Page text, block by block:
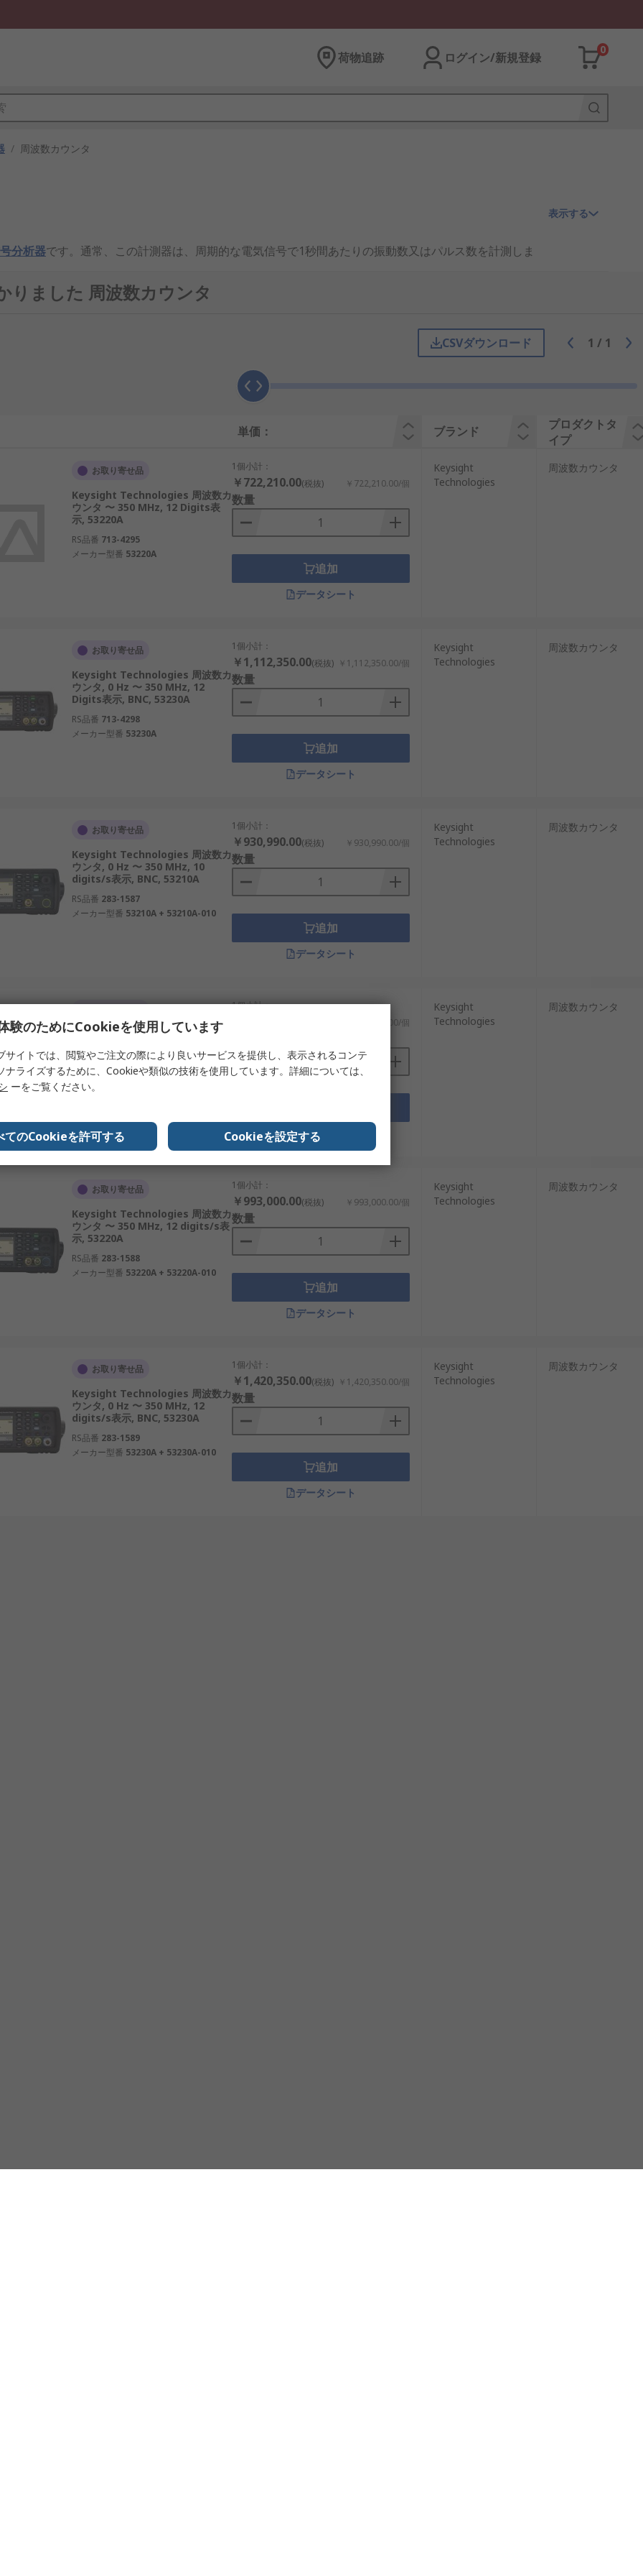
荷物追跡 ログイン/新規登録
0
/ 周波数カウンタ
分析器です。通常、この計測器は、周期的な電気信号で1秒間あたりの振動数又はパルス数を計測しま
止めない：周波数カウンタ内のクロックのタイムベースが、計器の全体的な精度を設計します。
測の精度に直接反映されるため、正確なタイムベースで機器を使用するか、非常に正確な外部機器を
発振器又はタイムベースであっても、機器に影響するクリスタルエージングなど、さまざまな問題が
能な限り正確に保ち、他のすべての機能が所定の範囲内で動作するように維持する必要があります。
イズが多い信号に対して、周波数カウンタ又はタイマを使用する場合、ノイズにより、読み取りに
システムで複数のタイムベースを使用している場合、複数の信号で信頼性が低下し、不正確になる可
合、システムのすべての要素を単一の正確なタイムベースにロックする方法が有効です。
、いくつかの前提条件があります。
表示する
りました 周波数カウンタ
CSVダウンロード 1 / 1
単価： ブランド
プロダクトタ
イプ
お取り寄せ品
Keysight Technologies 周波数カ
ウンタ 〜 350 MHz, 12 Digits表
示, 53220A
RS品番 713-4295
メーカー型番 53220A
1個小計：
￥722,210.00(税抜) ￥722,210.00/個
数量
追加
データシート
Keysight
Technologies
周波数カウンタ
お取り寄せ品
Keysight Technologies 周波数カ
ウンタ, 0 Hz 〜 350 MHz, 12
Digits表示, BNC, 53230A
RS品番 713-4298
メーカー型番 53230A
1個小計：
￥1,112,350.00(税抜) ￥1,112,350.00/個
数量
追加
データシート
Keysight
Technologies
周波数カウンタ
お取り寄せ品
Keysight Technologies 周波数カ
ウンタ, 0 Hz 〜 350 MHz, 10
digits/s表示, BNC, 53210A
RS品番 283-1587
メーカー型番 53210A + 53210A-010
1個小計：
￥930,990.00(税抜) ￥930,990.00/個
数量
追加
データシート
Keysight
Technologies
周波数カウンタ
Keysight Technologies 周波数カ
Digits表示, BNC, 53210A
RS品番
713-4286
メーカー型番
1個小計：
￥622,990.00/個
データシート
Keysight
Technologies
周波数カウンタ
お取り寄せ品
Keysight Technologies 周波数カ
ウンタ 〜 350 MHz, 12 digits/s表
示, 53220A
RS品番 283-1588
メーカー型番 53220A + 53220A-010
1個小計：
￥993,000.00(税抜) ￥993,000.00/個
数量
追加
データシート
Keysight
Technologies
周波数カウンタ
お取り寄せ品
Keysight Technologies 周波数カ
ウンタ, 0 Hz 〜 350 MHz, 12
digits/s表示, BNC, 53230A
RS品番 283-1589
メーカー型番 53230A + 53230A-010
1個小計：
￥1,420,350.00(税抜) ￥1,420,350.00/個
数量
追加
データシート
Keysight
Technologies
周波数カウンタ
験のためにCookieを使用しています
サイトでは、閲覧やご注文の際により良いサービスを提供し、表示されるコンテ
ナライズするために、Cookieや類似の技術を使用しています。詳細については、
ーをご覧ください。
てのCookieを許可する Cookieを設定する